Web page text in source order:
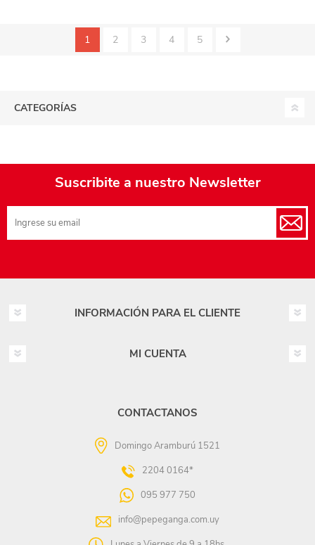
1 2 3 4 5
CATEGORÍAS
Suscribite a nuestro Newsletter
INFORMACIÓN PARA EL CLIENTE
MI CUENTA
CONTACTANOS
Domingo Aramburú 1521
2204 0164*
095 977 750
info@pepeganga.com.uy